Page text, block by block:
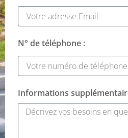
N° de téléphone :
Informations